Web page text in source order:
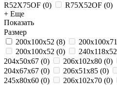
R52X75OF (0) R75X52OF (0)
+ Еще
Показать
Размер
200х100х52 (8) 200x100x71
200x100x52 (0) 240x118x52
204x50x67 (0) 206x102x80 (0)
204x67x67 (0) 206x51x85 (0)
245x80x60 (0) 206x102x70 (0)